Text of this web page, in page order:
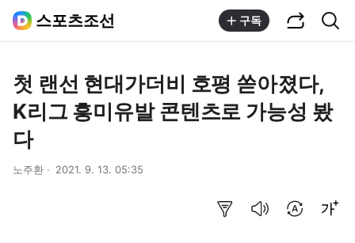
스포츠조선 구독
첫 랜선 현대가더비 호평 쏟아졌다,
K리그 흥미유발 콘텐츠로 가능성 봤
다
노주환 2021. 9. 13. 05:35